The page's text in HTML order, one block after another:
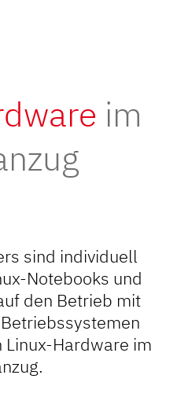
im
sind individuell
Notebooks und
den Betrieb mit
Hardware im